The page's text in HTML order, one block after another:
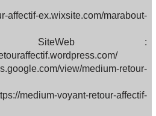
affectif-ex.wixsite.com/marabout-
:
view/medium-retour-
voyant-retour-affectif-